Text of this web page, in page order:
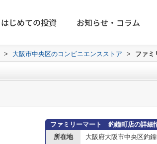
はじめての投資 お知らせ・コラム
> 大阪市中央区のコンビニエンスストア > ファ
ファミリーマート 釣鐘町店の詳細
所在地
大阪府大阪市中央区釣